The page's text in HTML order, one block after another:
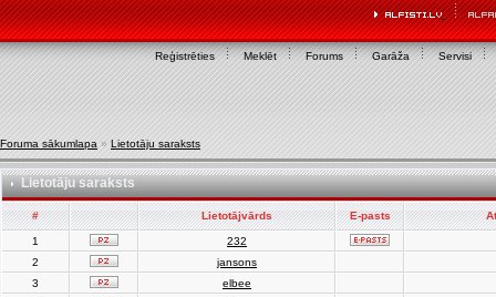
Reģistrēties Meklēt Forums Garāža Servisi
Foruma sākumlapa » Lietotāju saraksts
Lietotāju saraksts
# Lietotājvārds E-pasts
1
232
2
jansons
3
elbee